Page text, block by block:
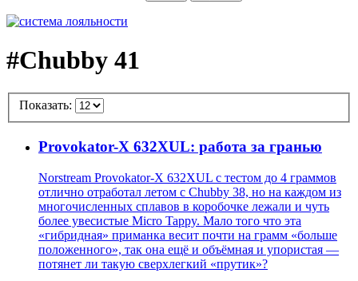
#Chubby 41
Показать:
Provokator-X 632XUL: работа за гранью
Norstream Provokator-X 632XUL с тестом до 4 граммов
отлично отработал летом с Chubby 38, но на каждом из
многочисленных сплавов в коробочке лежали и чуть
более увесистые Micro Tappy. Мало того что эта
«гибридная» приманка весит почти на грамм «больше
положенного», так она ещё и объёмная и упористая —
потянет ли такую сверхлегкий «прутик»?